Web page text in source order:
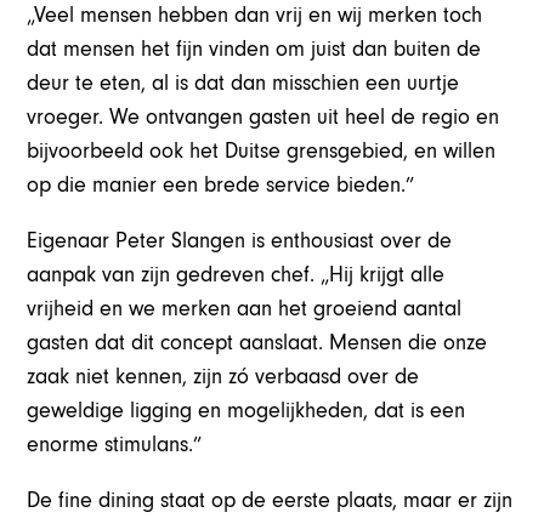
„Veel mensen hebben dan vrij en wij merken toch
dat mensen het fijn vinden om juist dan buiten de
deur te eten, al is dat dan misschien een uurtje
vroeger. We ontvangen gasten uit heel de regio en
bijvoorbeeld ook het Duitse grensgebied, en willen
op die manier een brede service bieden.”
Eigenaar Peter Slangen is enthousiast over de
aanpak van zijn gedreven chef. „Hij krijgt alle
vrijheid en we merken aan het groeiend aantal
gasten dat dit concept aanslaat. Mensen die onze
zaak niet kennen, zijn zó verbaasd over de
geweldige ligging en mogelijkheden, dat is een
enorme stimulans.”
De fine dining staat op de eerste plaats, maar er zijn